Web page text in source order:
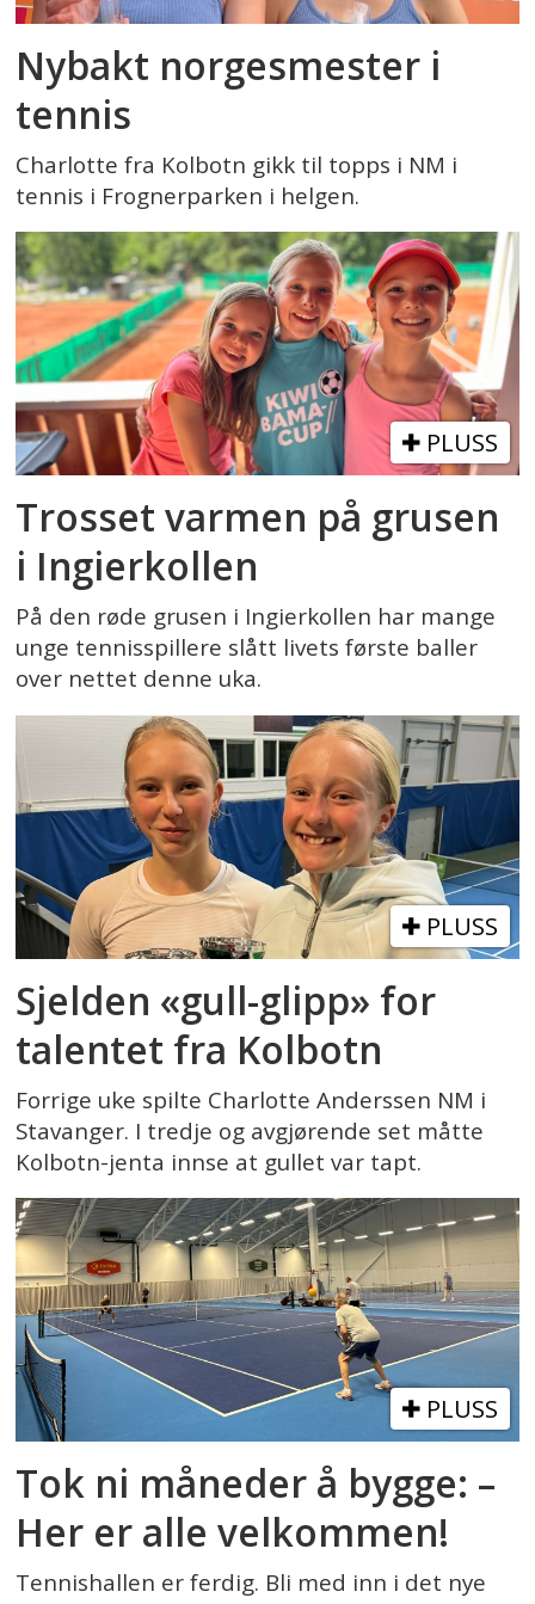
Nybakt norgesmester i
tennis
Charlotte fra Kolbotn gikk til topps i NM i
tennis i Frognerparken i helgen.
PLUSS
Trosset varmen på grusen
i Ingierkollen
På den røde grusen i Ingierkollen har mange
unge tennisspillere slått livets første baller
over nettet denne uka.
PLUSS
Sjelden «gull-glipp» for
talentet fra Kolbotn
Forrige uke spilte Charlotte Anderssen NM i
Stavanger. I tredje og avgjørende set måtte
Kolbotn-jenta innse at gullet var tapt.
PLUSS
Tok ni måneder å bygge: –
Her er alle velkommen!
Tennishallen er ferdig. Bli med inn i det nye